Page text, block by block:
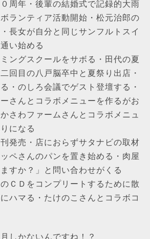
周年・後輩の結婚式で記録的大雨
ランティア活動開始・松元治郎の
長女が自分と同じサンフルトスイ
い始める
ングスクールをサボる・田代の夏
回目の八戸脳卒中と夏祭り出店・
・のしろ会議でゲスト登壇する・
さんとコラボメニューを作るがお
さわファームさんとコラボメニュ
になる
発売・店におらずサタナビの取材
ペさんのパンを置き始める・肉屋
すか？」と問い合わせがくる
ＣＤをコンプリートするために散
ハマる・たけのこさんとコラボコ
しかないんですね！？